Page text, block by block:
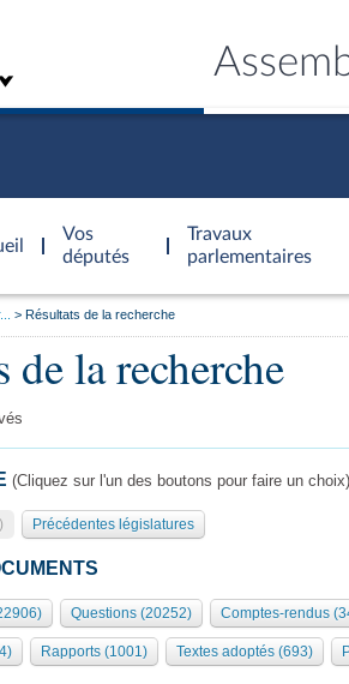
Vos
députés
Travaux
parlementaires
autres organes
de l'Assemblée
l'Assemblée
des Présidents Bureau Collège des
palais Bourbon
Résultats de la recherche
de la recherche
(Cliquez sur l'un des boutons pour faire un choix)
Précédentes législatures
Questions (20252) Comptes-rendus
Rapports (1001) Textes adoptés (693)